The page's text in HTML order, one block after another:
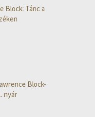
Block: Tánc a
Block-
nyár